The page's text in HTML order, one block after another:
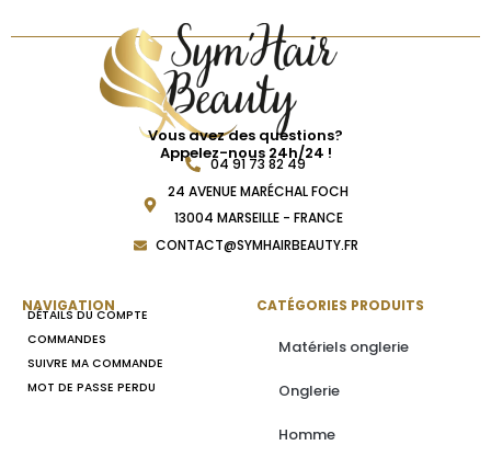
Vous avez des questions?
Appelez-nous 24h/24 !
04 91 73 82 49
24 AVENUE MARÉCHAL FOCH
13004 MARSEILLE - FRANCE
CONTACT@SYMHAIRBEAUTY.FR
NAVIGATION
DÉTAILS DU COMPTE
COMMANDES
SUIVRE MA COMMANDE
MOT DE PASSE PERDU
CATÉGORIES PRODUITS
Matériels onglerie
Onglerie
Homme